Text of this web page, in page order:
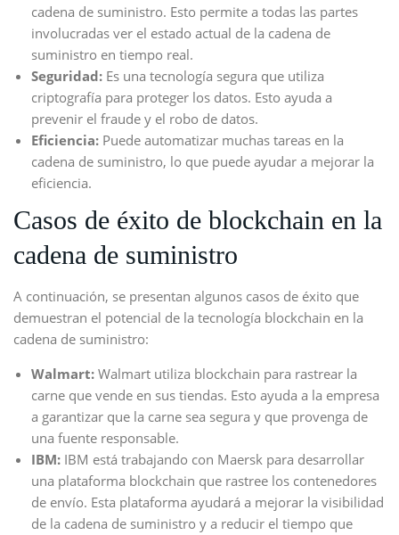
cadena de suministro. Esto permite a todas las partes
involucradas ver el estado actual de la cadena de
suministro en tiempo real.
Seguridad: Es una tecnología segura que utiliza
criptografía para proteger los datos. Esto ayuda a
prevenir el fraude y el robo de datos.
Eficiencia: Puede automatizar muchas tareas en la
cadena de suministro, lo que puede ayudar a mejorar la
eficiencia.
Casos de éxito de blockchain en la
cadena de suministro
A continuación, se presentan algunos casos de éxito que
demuestran el potencial de la tecnología blockchain en la
cadena de suministro:
Walmart: Walmart utiliza blockchain para rastrear la
carne que vende en sus tiendas. Esto ayuda a la empresa
a garantizar que la carne sea segura y que provenga de
una fuente responsable.
IBM: IBM está trabajando con Maersk para desarrollar
una plataforma blockchain que rastree los contenedores
de envío. Esta plataforma ayudará a mejorar la visibilidad
de la cadena de suministro y a reducir el tiempo que